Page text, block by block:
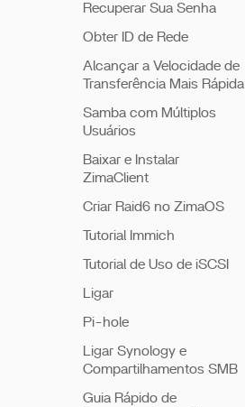
Recuperar Sua Senha
Obter ID de Rede
Alcançar a Velocidade de
Transferência Mais Rápida
Samba com Múltiplos
Usuários
Baixar e Instalar
ZimaClient
Criar Raid6 no ZimaOS
Tutorial Immich
Tutorial de Uso de iSCSI
Ligar
Pi-hole
Ligar Synology e
Compartilhamentos SMB
Guia Rápido de